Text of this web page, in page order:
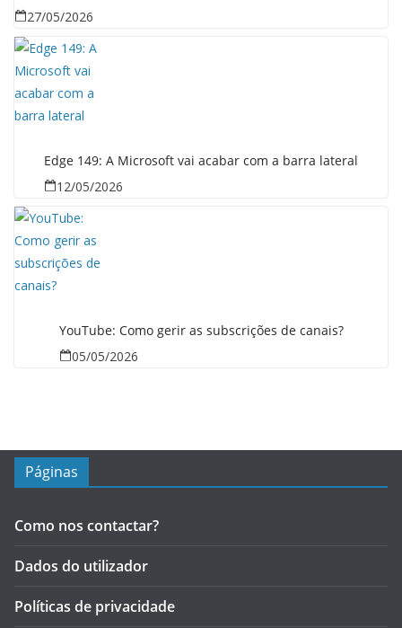
27/05/2026
Edge 149: A Microsoft vai acabar com a barra lateral
12/05/2026
YouTube: Como gerir as subscrições de canais?
05/05/2026
Páginas
Como nos contactar?
Dados do utilizador
Políticas de privacidade